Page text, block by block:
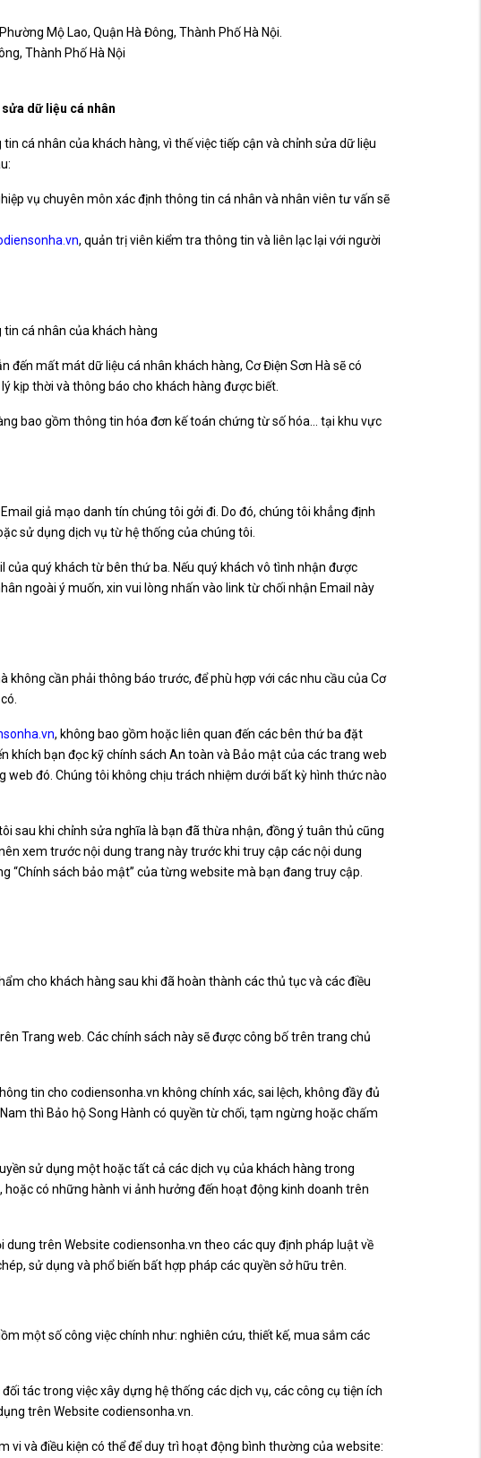
Mộ Lao, Quận Hà Đông, Thành Phố Hà Nội.
Thành Phố Hà Nội
dữ liệu cá nhân
tin cá nhân của khách hàng, vì thế việc tiếp cận và chỉnh sửa dữ liệu
vụ chuyên môn xác định thông tin cá nhân và nhân viên tư vấn sẽ
, quản trị viên kiểm tra thông tin và liên lạc lại với người
tin cá nhân của khách hàng
mất mát dữ liệu cá nhân khách hàng, Cơ Điện Sơn Hà sẽ có
kịp thời và thông báo cho khách hàng được biết.
bao gồm thông tin hóa đơn kế toán chứng từ số hóa… tại khu vực
giả mạo danh tín chúng tôi gởi đi. Do đó, chúng tôi khẳng định
sử dụng dịch vụ từ hệ thống của chúng tôi.
quý khách từ bên thứ ba. Nếu quý khách vô tình nhận được
ngoài ý muốn, xin vui lòng nhấn vào link từ chối nhận Email này
cần phải thông báo trước, để phù hợp với các nhu cầu của Cơ
, không bao gồm hoặc liên quan đến các bên thứ ba đặt
bạn đọc kỹ chính sách An toàn và Bảo mật của các trang web
đó. Chúng tôi không chịu trách nhiệm dưới bất kỳ hình thức nào
sau khi chỉnh sửa nghĩa là bạn đã thừa nhận, đồng ý tuân thủ cũng
xem trước nội dung trang này trước khi truy cập các nội dung
“Chính sách bảo mật” của từng website mà bạn đang truy cập.
cho khách hàng sau khi đã hoàn thành các thủ tục và các điều
Trang web. Các chính sách này sẽ được công bố trên trang chủ
tin cho codiensonha.vn không chính xác, sai lệch, không đầy đủ
thì Bảo hộ Song Hành có quyền từ chối, tạm ngừng hoặc chấm
sử dụng một hoặc tất cả các dịch vụ của khách hàng trong
có những hành vi ảnh hưởng đến hoạt động kinh doanh trên
trên Website codiensonha.vn theo các quy định pháp luật về
sử dụng và phổ biến bất hợp pháp các quyền sở hữu trên.
một số công việc chính như: nghiên cứu, thiết kế, mua sắm các
tác trong việc xây dựng hệ thống các dịch vụ, các công cụ tiện ích
trên Website codiensonha.vn.
và điều kiện có thể để duy trì hoạt động bình thường của website: